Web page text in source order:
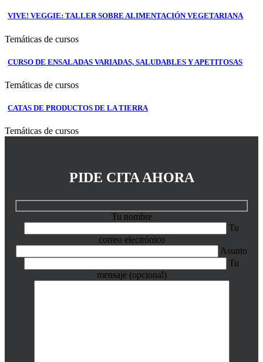
VIVE! VEGGIE: TALLER SOBRE ALIMENTACIÓN VEGETARIANA
Temáticas de cursos
CURSO DE ENSALADAS VARIADAS, SALUDABLES Y APETITOSAS
Temáticas de cursos
CATAS DE PRODUCTOS DE LA TIERRA
Temáticas de cursos
PIDE CITA AHORA
Tu nombre
Tu
correo electrónico
Asunto
Tu
mensaje (opcional)